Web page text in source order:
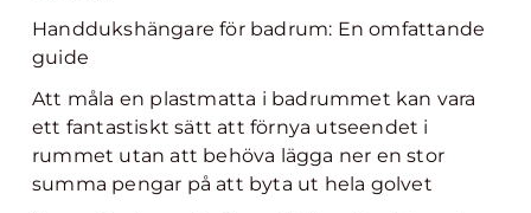
Handdukshängare för badrum: En omfattande
guide
Att måla en plastmatta i badrummet kan vara
ett fantastiskt sätt att förnya utseendet i
rummet utan att behöva lägga ner en stor
summa pengar på att byta ut hela golvet